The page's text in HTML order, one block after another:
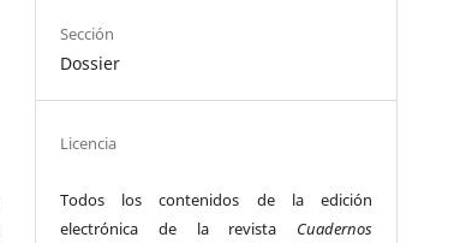
Sección
Dossier
Licencia
Todos los contenidos de la edición
electrónica de la revista Cuadernos